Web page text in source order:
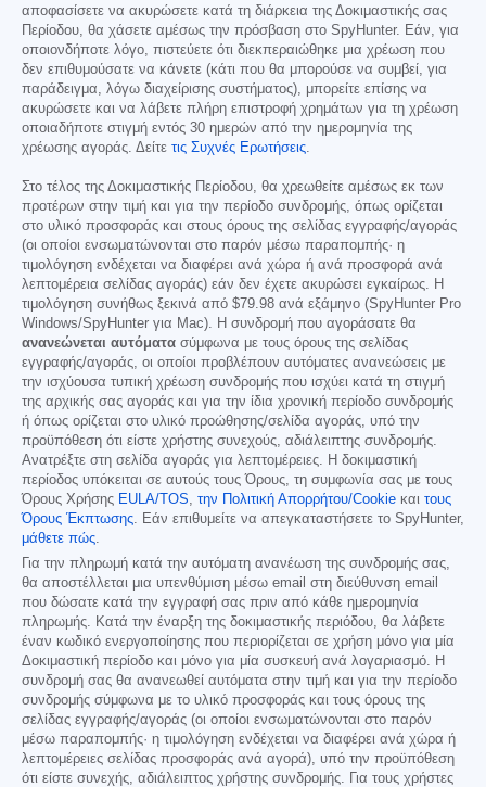
αποφασίσετε να ακυρώσετε κατά τη διάρκεια της Δοκιμαστικής σας
Περίοδου, θα χάσετε αμέσως την πρόσβαση στο SpyHunter. Εάν, για
οποιονδήποτε λόγο, πιστεύετε ότι διεκπεραιώθηκε μια χρέωση που
δεν επιθυμούσατε να κάνετε (κάτι που θα μπορούσε να συμβεί, για
παράδειγμα, λόγω διαχείρισης συστήματος), μπορείτε επίσης να
ακυρώσετε και να λάβετε πλήρη επιστροφή χρημάτων για τη χρέωση
οποιαδήποτε στιγμή εντός 30 ημερών από την ημερομηνία της
χρέωσης αγοράς. Δείτε τις Συχνές Ερωτήσεις.
Στο τέλος της Δοκιμαστικής Περίοδου, θα χρεωθείτε αμέσως εκ των
προτέρων στην τιμή και για την περίοδο συνδρομής, όπως ορίζεται
στο υλικό προσφοράς και στους όρους της σελίδας εγγραφής/αγοράς
(οι οποίοι ενσωματώνονται στο παρόν μέσω παραπομπής· η
τιμολόγηση ενδέχεται να διαφέρει ανά χώρα ή ανά προσφορά ανά
λεπτομέρεια σελίδας αγοράς) εάν δεν έχετε ακυρώσει εγκαίρως. Η
τιμολόγηση συνήθως ξεκινά από $79.98 ανά εξάμηνο (SpyHunter Pro
Windows/SpyHunter για Mac). Η συνδρομή που αγοράσατε θα
ανανεώνεται αυτόματα σύμφωνα με τους όρους της σελίδας
εγγραφής/αγοράς, οι οποίοι προβλέπουν αυτόματες ανανεώσεις με
την ισχύουσα τυπική χρέωση συνδρομής που ισχύει κατά τη στιγμή
της αρχικής σας αγοράς και για την ίδια χρονική περίοδο συνδρομής
ή όπως ορίζεται στο υλικό προώθησης/σελίδα αγοράς, υπό την
προϋπόθεση ότι είστε χρήστης συνεχούς, αδιάλειπτης συνδρομής.
Ανατρέξτε στη σελίδα αγοράς για λεπτομέρειες. Η δοκιμαστική
περίοδος υπόκειται σε αυτούς τους Όρους, τη συμφωνία σας με τους
Όρους Χρήσης EULA/TOS, την Πολιτική Απορρήτου/Cookie και τους
Όρους Έκπτωσης. Εάν επιθυμείτε να απεγκαταστήσετε το SpyHunter,
μάθετε πώς.
Για την πληρωμή κατά την αυτόματη ανανέωση της συνδρομής σας,
θα αποστέλλεται μια υπενθύμιση μέσω email στη διεύθυνση email
που δώσατε κατά την εγγραφή σας πριν από κάθε ημερομηνία
πληρωμής. Κατά την έναρξη της δοκιμαστικής περιόδου, θα λάβετε
έναν κωδικό ενεργοποίησης που περιορίζεται σε χρήση μόνο για μία
Δοκιμαστική περίοδο και μόνο για μία συσκευή ανά λογαριασμό. Η
συνδρομή σας θα ανανεωθεί αυτόματα στην τιμή και για την περίοδο
συνδρομής σύμφωνα με το υλικό προσφοράς και τους όρους της
σελίδας εγγραφής/αγοράς (οι οποίοι ενσωματώνονται στο παρόν
μέσω παραπομπής· η τιμολόγηση ενδέχεται να διαφέρει ανά χώρα ή
λεπτομέρειες σελίδας προσφοράς ανά αγορά), υπό την προϋπόθεση
ότι είστε συνεχής, αδιάλειπτος χρήστης συνδρομής. Για τους χρήστες